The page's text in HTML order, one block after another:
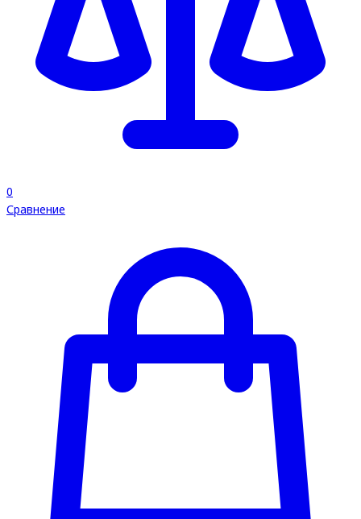
0
Сравнение